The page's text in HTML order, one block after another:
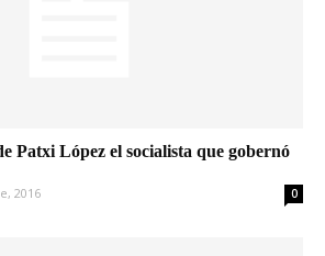
Patxi López el socialista que gobernó
2016 0